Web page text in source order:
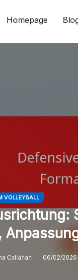
Homepage
VOLLEYBALL
Callahan 06/02/2026